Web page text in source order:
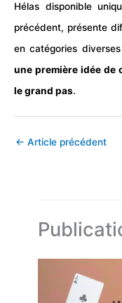
Hélas disponible
précédent, présente
en catégories
une première idée de
le grand pas.
← Article précédent